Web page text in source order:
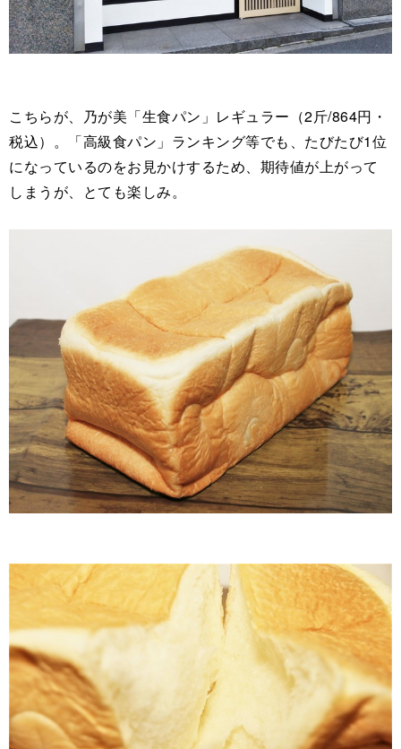
こちらが、乃が美「生食パン」レギュラー（2斤/864円・
税込）。「高級食パン」ランキング等でも、たびたび1位
になっているのをお見かけするため、期待値が上がって
しまうが、とても楽しみ。